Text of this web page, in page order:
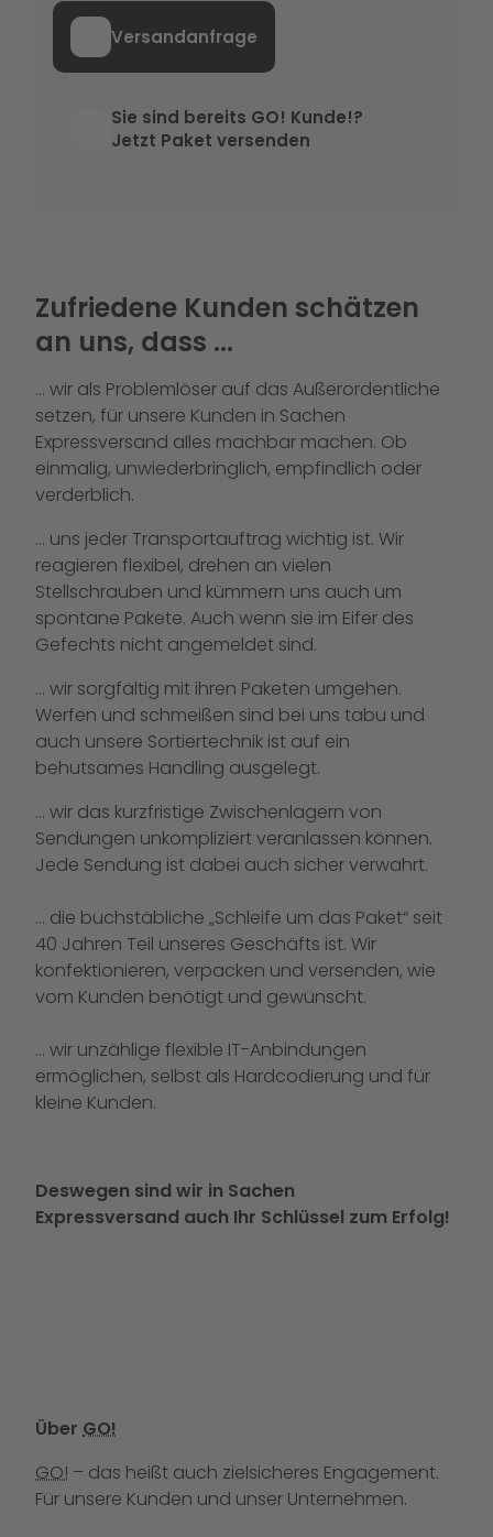
Versandanfrage
Sie sind bereits GO! Kunde!?
Jetzt Paket versenden
Zufriedene Kunden schätzen
an uns, dass ...
... wir als Problemlöser auf das Außerordentliche
setzen, für unsere Kunden in Sachen
Expressversand alles machbar machen. Ob
einmalig, unwiederbringlich, empfindlich oder
verderblich.
… uns jeder Transportauftrag wichtig ist. Wir
reagieren flexibel, drehen an vielen
Stellschrauben und kümmern uns auch um
spontane Pakete. Auch wenn sie im Eifer des
Gefechts nicht angemeldet sind.
… wir sorgfältig mit ihren Paketen umgehen.
Werfen und schmeißen sind bei uns tabu und
auch unsere Sortiertechnik ist auf ein
behutsames Handling ausgelegt.
… wir das kurzfristige Zwischenlagern von
Sendungen unkompliziert veranlassen können.
Jede Sendung ist dabei auch sicher verwahrt.
… die buchstäbliche „Schleife um das Paket“ seit
40 Jahren Teil unseres Geschäfts ist. Wir
konfektionieren, verpacken und versenden, wie
vom Kunden benötigt und gewünscht.
… wir unzählige flexible IT-Anbindungen
ermöglichen, selbst als Hardcodierung und für
kleine Kunden.
Deswegen sind wir in Sachen
Expressversand auch Ihr Schlüssel zum Erfolg!
Über GO!
GO! – das heißt auch zielsicheres Engagement.
Für unsere Kunden und unser Unternehmen.